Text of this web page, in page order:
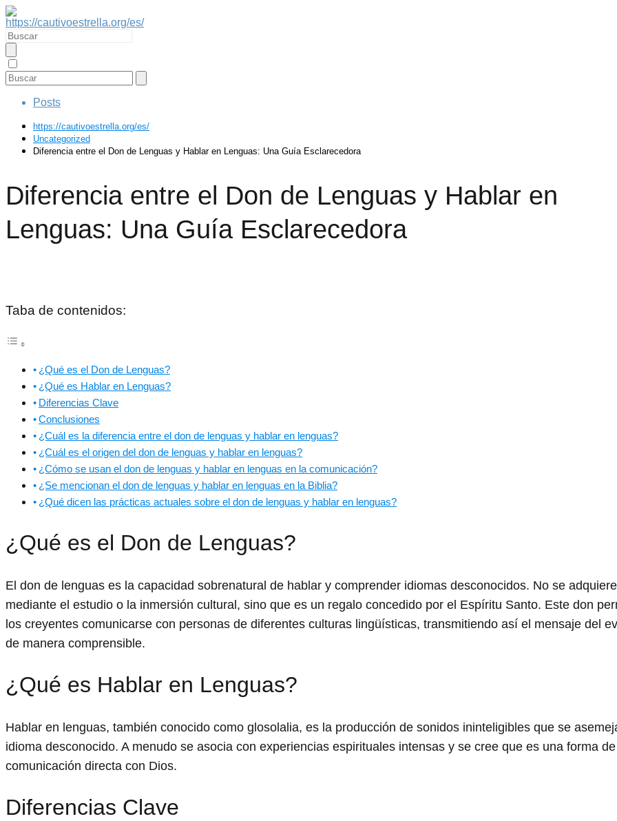
Posts
https://cautivoestrella.org/es/
Uncategorized
Diferencia entre el Don de Lenguas y Hablar en Lenguas: Una Guía Esclarecedora
Diferencia entre el Don de Lenguas y Hablar en
Lenguas: Una Guía Esclarecedora
Taba de contenidos:
¿Qué es el Don de Lenguas?
¿Qué es Hablar en Lenguas?
Diferencias Clave
Conclusiones
¿Cuál es la diferencia entre el don de lenguas y hablar en lenguas?
¿Cuál es el origen del don de lenguas y hablar en lenguas?
¿Cómo se usan el don de lenguas y hablar en lenguas en la comunicación?
¿Se mencionan el don de lenguas y hablar en lenguas en la Biblia?
¿Qué dicen las prácticas actuales sobre el don de lenguas y hablar en lenguas?
¿Qué es el Don de Lenguas?
El don de lenguas es la capacidad sobrenatural de hablar y comprender idiomas desconocidos. No se adquiere
mediante el estudio o la inmersión cultural, sino que es un regalo concedido por el Espíritu Santo. Este don
los creyentes comunicarse con personas de diferentes culturas lingüísticas, transmitiendo así el mensaje del
de manera comprensible.
¿Qué es Hablar en Lenguas?
Hablar en lenguas, también conocido como glosolalia, es la producción de sonidos ininteligibles que se
idioma desconocido. A menudo se asocia con experiencias espirituales intensas y se cree que es una forma de
comunicación directa con Dios.
Diferencias Clave